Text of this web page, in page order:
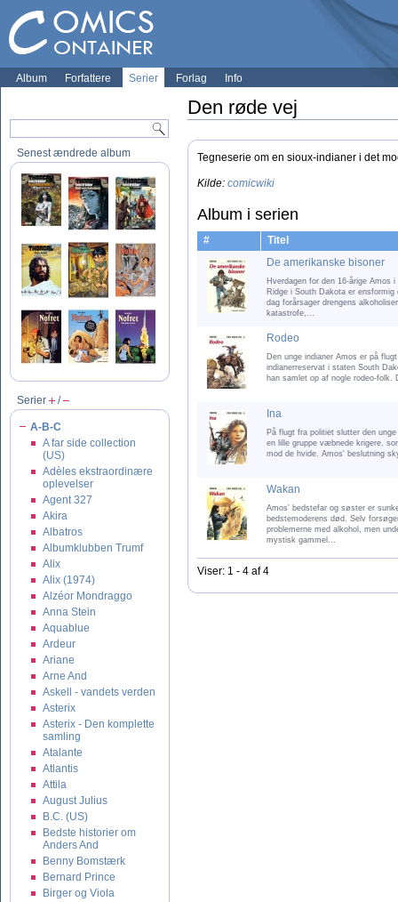
Album Forfattere Serier Forlag Info
Senest ændrede album
Serier /
A-B-C
A far side collection
(US)
Adèles ekstraordinære
oplevelser
Agent 327
Akira
Albatros
Albumklubben Trumf
Alix
Alix (1974)
Alzéor Mondraggo
Anna Stein
Aquablue
Ardeur
Ariane
Arne And
Askell - vandets verden
Asterix
Asterix - Den komplette
samling
Atalante
Atlantis
Attila
August Julius
B.C. (US)
Bedste historier om
Anders And
Benny Bomstærk
Bernard Prince
Birger og Viola
Den røde vej
Tegneserie om en sioux-indianer i det
Kilde: comicwiki
Album i serien
#
Titel
De amerikanske bisoner
Hverdagen for den 16-årige Amos
Ridge i South Dakota er
dag forårsager drengens
katastrofe,...
Rodeo
Den unge indianer Amos er på
indianerreservat i staten South
han samlet op af nogle rodeo-folk.
Ina
På flugt fra politiet slutter den
en lille gruppe væbnede krigere,
mod de hvide. Amos' beslutning
Wakan
Amos' bedstefar og søster er
bedstemoderens død. Selv
problemerne med alkohol, men
mystisk gammel...
Viser: 1 - 4 af 4